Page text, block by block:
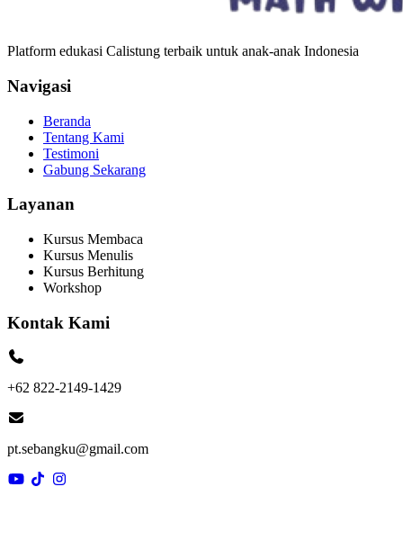
Platform edukasi Calistung terbaik untuk anak-anak Indonesia
Navigasi
Beranda
Tentang Kami
Testimoni
Gabung Sekarang
Layanan
Kursus Membaca
Kursus Menulis
Kursus Berhitung
Workshop
Kontak Kami
+62 822-2149-1429
pt.sebangku@gmail.com